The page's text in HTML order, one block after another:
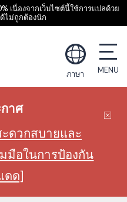
เนื่องจากเว็บไซต์นี้ใช้การแปลด้วย
ไม่ถูกต้องนัก
ภาษา
าศ
ดวกสบายและ
มือในการป้องกัน
ดด]